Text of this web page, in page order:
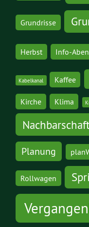
Grundrisse
Herbst Info-
Kabelkanal Kaffee
Kirche Klima
Planung
Rollwagen